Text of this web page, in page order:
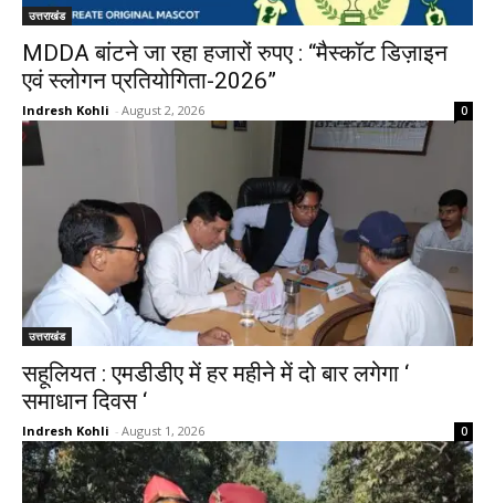
उत्तराखंड
MDDA बांटने जा रहा हजारों रुपए : “मैस्कॉट डिज़ाइन
एवं स्लोगन प्रतियोगिता-2026”
Indresh Kohli - August 2, 2026 0
उत्तराखंड
सहूलियत : एमडीडीए में हर महीने में दो बार लगेगा ‘
समाधान दिवस ‘
Indresh Kohli - August 1, 2026 0